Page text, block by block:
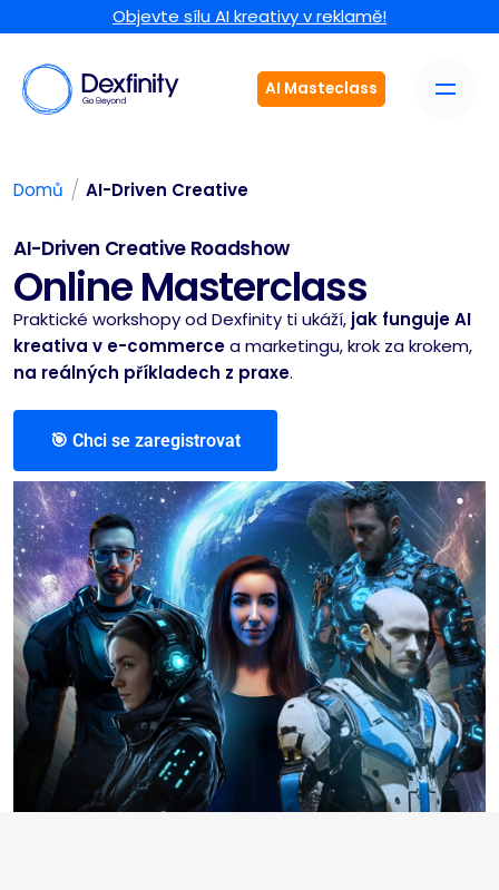
Objevte sílu AI kreativy v reklamě!
AI Masteclass
Domů / AI-Driven Creative
AI-Driven Creative Roadshow
Online Masterclass
Praktické workshopy od Dexfinity ti ukáží, jak funguje AI
kreativa v e-commercea marketingu, krok za krokem,
na reálných příkladech z praxe.
🎯 Chci se zaregistrovat